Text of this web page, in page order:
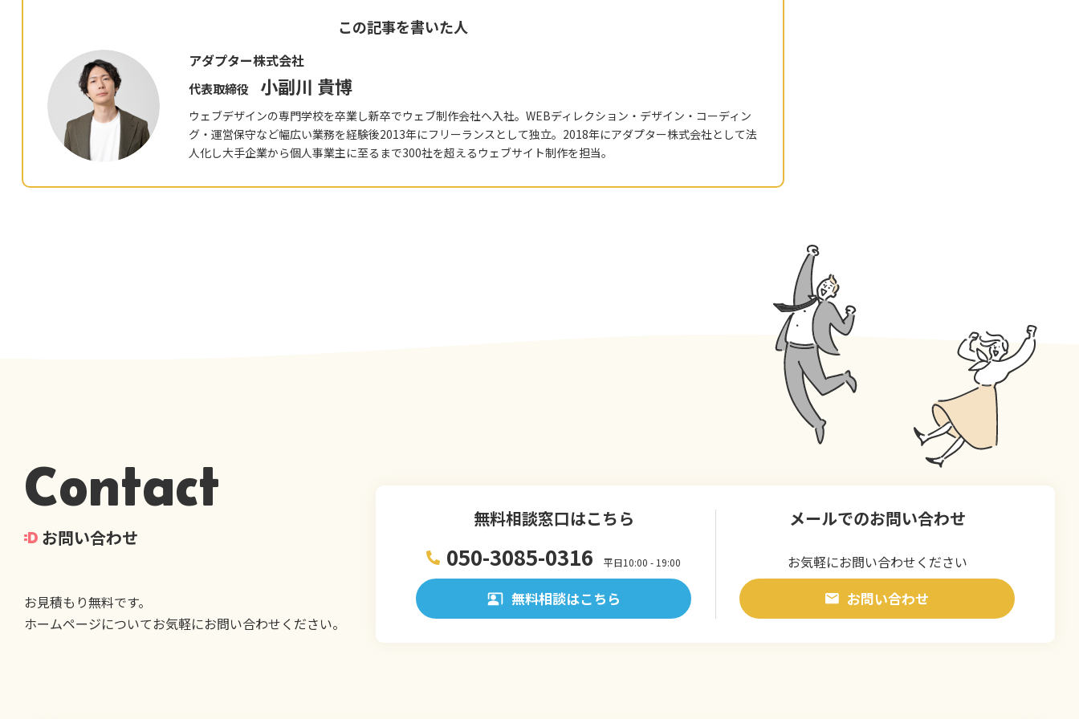
この記事を書いた人
アダプター株式会社
代表取締役 小副川 貴博
ウェブデザインの専門学校を卒業し新卒でウェブ制作会社へ入社。WEBディレクション・デザイン・コーディン
グ・運営保守など幅広い業務を経験後2013年にフリーランスとして独立。2018年にアダプター株式会社として法
人化し大手企業から個人事業主に至るまで300社を超えるウェブサイト制作を担当。
Contact
お問い合わせ
お見積もり無料です。
ホームページについてお気軽にお問い合わせください。
無料相談窓口はこちら
050-3085-0316 平日10:00 - 19:00
無料相談はこちら
メールでのお問い合わせ
お気軽にお問い合わせください
お問い合わせ